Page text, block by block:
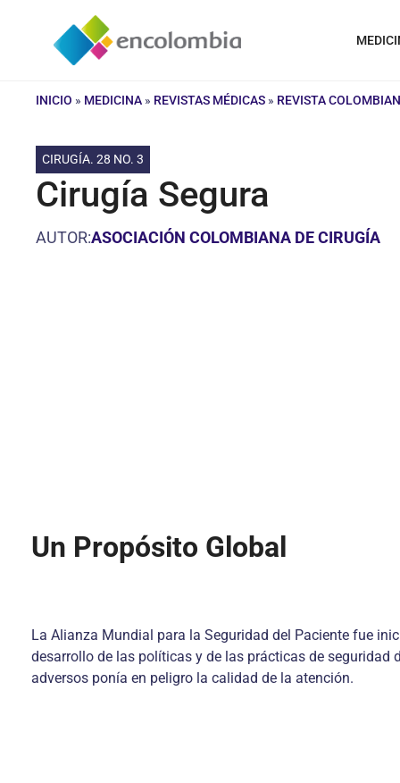
contenido
INICIO » MEDICINA » REVISTAS MÉDICAS » REVISTA
CIRUGÍA. 28 NO. 3
Cirugía Segura
AUTOR:ASOCIACIÓN COLOMBIANA DE CIRUGÍA
Un Propósito Global
La Alianza Mundial para la Seguridad del Paciente fue
desarrollo de las políticas y de las prácticas de seguridad
adversos ponía en peligro la calidad de la atención.